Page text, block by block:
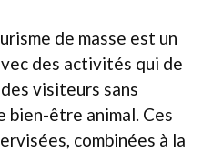
de masse est un
des activités qui de
visiteurs sans
être animal. Ces
combinées à la